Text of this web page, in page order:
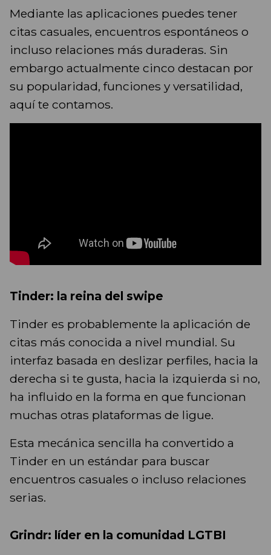
Mediante las aplicaciones puedes tener
citas casuales, encuentros espontáneos o
incluso relaciones más duraderas. Sin
embargo actualmente cinco destacan por
su popularidad, funciones y versatilidad,
aquí te contamos.
Tinder: la reina del swipe
Tinder es probablemente la aplicación de
citas más conocida a nivel mundial. Su
interfaz basada en deslizar perfiles, hacia la
derecha si te gusta, hacia la izquierda si no,
ha influido en la forma en que funcionan
muchas otras plataformas de ligue.
Esta mecánica sencilla ha convertido a
Tinder en un estándar para buscar
encuentros casuales o incluso relaciones
serias.
Grindr: líder en la comunidad LGTBI